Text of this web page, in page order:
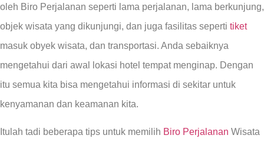
oleh Biro Perjalanan seperti lama perjalanan, lama berkunjung,
objek wisata yang dikunjungi, dan juga fasilitas seperti tiket
masuk obyek wisata, dan transportasi. Anda sebaiknya
mengetahui dari awal lokasi hotel tempat menginap. Dengan
itu semua kita bisa mengetahui informasi di sekitar untuk
kenyamanan dan keamanan kita.
Itulah tadi beberapa tips untuk memilih Biro Perjalanan Wisata